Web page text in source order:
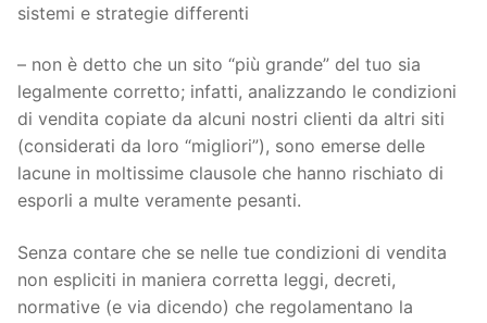
sistemi e strategie differenti
– non è detto che un sito “più grande” del tuo sia
legalmente corretto; infatti, analizzando le condizioni
di vendita copiate da alcuni nostri clienti da altri siti
(considerati da loro “migliori”), sono emerse delle
lacune in moltissime clausole che hanno rischiato di
esporli a multe veramente pesanti.
Senza contare che se nelle tue condizioni di vendita
non espliciti in maniera corretta leggi, decreti,
normative (e via dicendo) che regolamentano la